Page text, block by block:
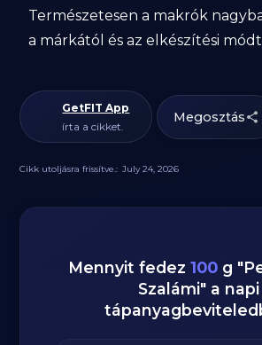
Természetesen a makrók
a márkától és az elkészítési
GetFIT App
írta a cikket.
Megosztás
Cikk utoljásra frissítve.: July 24, 2026
Mennyit fedez 100 g "
Szalámi" a napi